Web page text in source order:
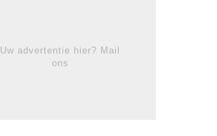
Uw advertentie hier? Mail
ons